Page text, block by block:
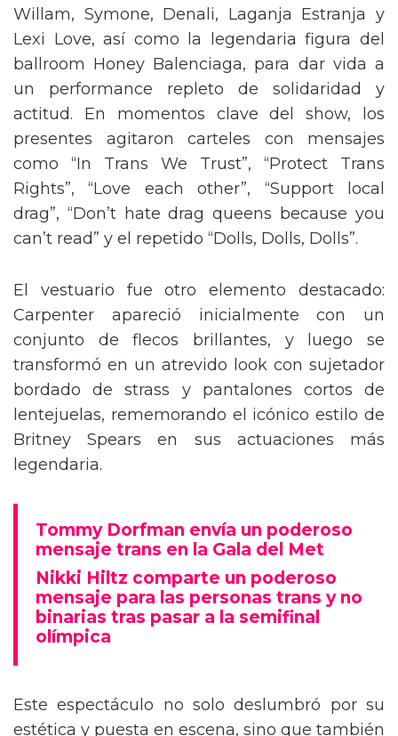
de 2025, celebrada el 7 de septiembre en el
UBS Arena de Long Island, Sabrina Carpenter
regaló una presentación vibrante de su tema
“Tears”que mezcló espectáculo, energía y
reivindicación social. La cantante surgió del
escenario emergiendo desde una alcantarilla,
en un escenario ambientado como la ciudad
de Nueva York vintage, acompañada de
bailarines y destacadas drag queens que
alzaron carteles en defensa de los derechos
coreografía impresionante y efectos de lluvia
real sobre el escenario, logrando un impacto
visual inolvidable.
Carpenter contó con la participación de varias
figuras del universoRuPaul’s Drag Racecomo
Willam, Symone, Denali, Laganja Estranja y
Lexi Love, así como la legendaria figura del
un performance repleto de solidaridad y
actitud. En momentos clave del show, los
presentes agitaron carteles con mensajes
como “In Trans We Trust”, “Protect Trans
Rights”, “Love each other”, “Support local
drag”, “Don’t hate drag queens because you
El vestuario fue otro elemento destacado: